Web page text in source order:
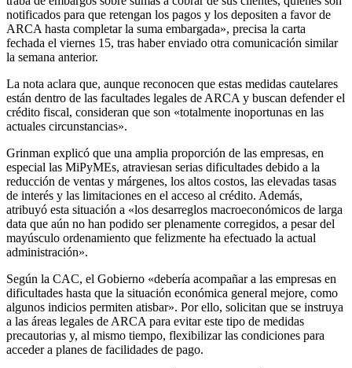
notificados para que retengan los pagos y los depositen a favor de
ARCA hasta completar la suma embargada», precisa la carta
fechada el viernes 15, tras haber enviado otra comunicación similar
la semana anterior.
La nota aclara que, aunque reconocen que estas medidas cautelares
están dentro de las facultades legales de ARCA y buscan defender el
crédito fiscal, consideran que son «totalmente inoportunas en las
actuales circunstancias».
Grinman explicó que una amplia proporción de las empresas, en
especial las MiPyMEs, atraviesan serias dificultades debido a la
reducción de ventas y márgenes, los altos costos, las elevadas tasas
de interés y las limitaciones en el acceso al crédito. Además,
atribuyó esta situación a «los desarreglos macroeconómicos de larga
data que aún no han podido ser plenamente corregidos, a pesar del
mayúsculo ordenamiento que felizmente ha efectuado la actual
administración».
Según la CAC, el Gobierno «debería acompañar a las empresas en
dificultades hasta que la situación económica general mejore, como
algunos indicios permiten atisbar». Por ello, solicitan que se instruya
a las áreas legales de ARCA para evitar este tipo de medidas
precautorias y, al mismo tiempo, flexibilizar las condiciones para
acceder a planes de facilidades de pago.